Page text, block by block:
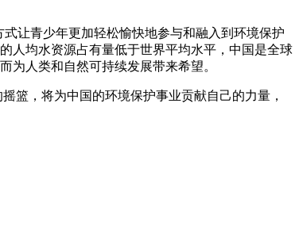
让青少年更加轻松愉快地参与和融入到环境保护
人均水资源占有量低于世界平均水平，中国是全球
为人类和自然可持续发展带来希望。
篮，将为中国的环境保护事业贡献自己的力量，